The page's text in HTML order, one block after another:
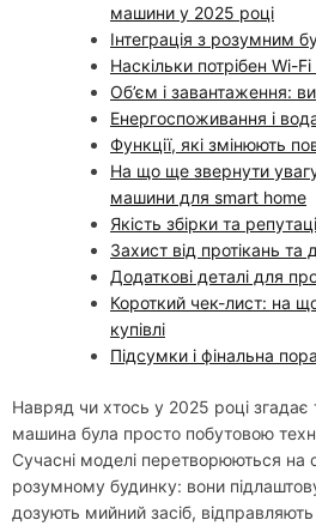
машини у 2025 році
Інтеграція з розумним
Наскільки потрібен Wi-
Об’єм і завантаження:
Енергоспоживання і
Функції, які змінюють
На що ще звернути
машини для smart home
Якість збірки та
Захист від протікань та
Додаткові деталі для
Короткий чек-лист: на
купівлі
Підсумки і фінальна
Навряд чи хтось у 2025 році згадає
машина була просто побутовою
Сучасні моделі перетворюються на
розумному будинку: вони
дозують мийний засіб,